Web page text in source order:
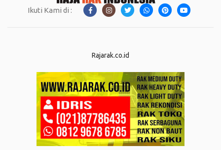
Ikuti Kami di :
Rajarak.co.id